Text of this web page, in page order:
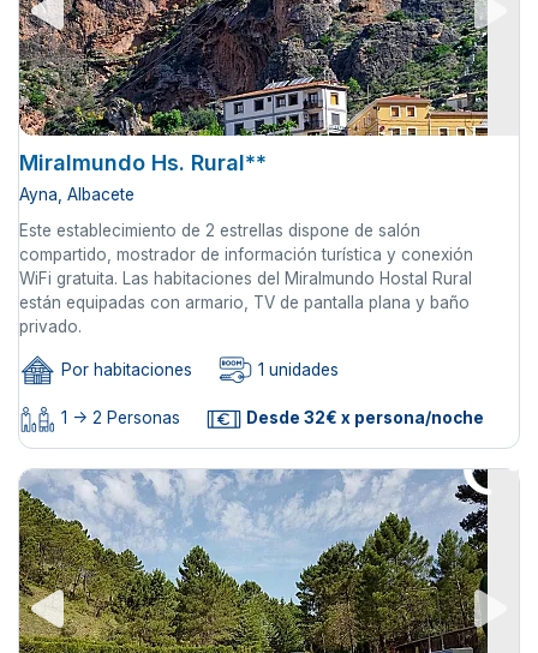
Miralmundo Hs. Rural**
Ayna, Albacete
Este establecimiento de 2 estrellas dispone de salón
compartido, mostrador de información turística y conexión
WiFi gratuita. Las habitaciones del Miralmundo Hostal Rural
están equipadas con armario, TV de pantalla plana y baño
privado.
Por habitaciones 1 unidades
1 -> 2 Personas Desde 32€ x persona/noche